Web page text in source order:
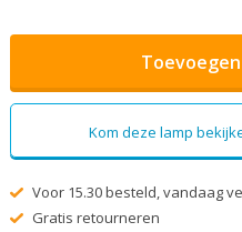
Kom deze lamp
Voor 15.30 besteld, vandaag
Gratis retourneren